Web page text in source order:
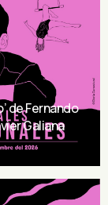
de Fernando
Galiana